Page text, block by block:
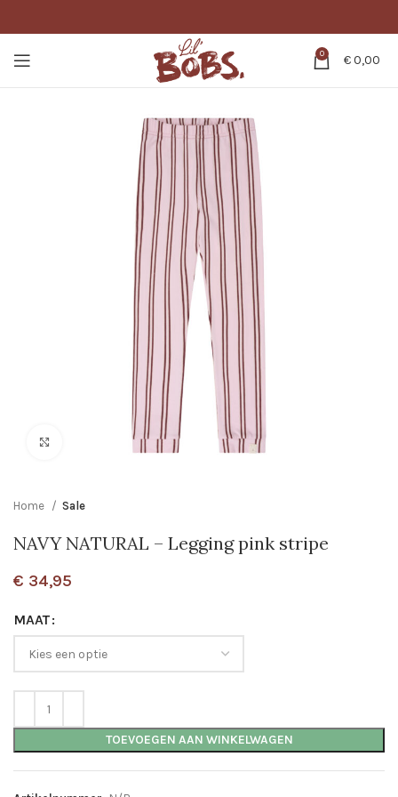
0 €0,00
Click to enlarge
Home Sale
NAVY NATURAL – Legging pink stripe
€ 34,95
MAAT
TOEVOEGEN AAN WINKELWAGEN